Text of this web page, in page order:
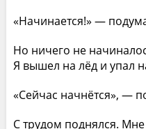
«Начинается!» —
Но ничего не
Я вышел на лёд и упал
«Сейчас начнётся», —
С трудом поднялся.